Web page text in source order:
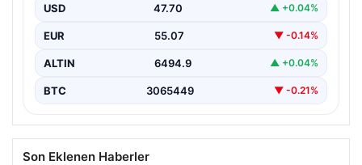
USD 47.70 ▲ +0.04%
EUR 55.07 ▼ -0.14%
ALTIN 6494.9 ▲ +0.04%
BTC 3065449 ▼ -0.21%
Son Eklenen Haberler